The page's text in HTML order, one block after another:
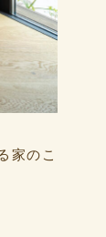
家のこ